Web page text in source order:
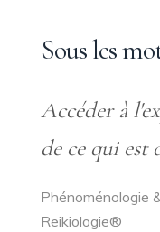
Sous les
Accéder à
de ce qui est
Phénoménologie
Reikiologie®